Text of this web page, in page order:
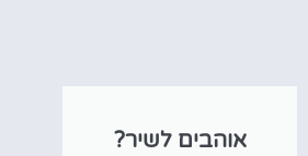
אוהבים לשיר?